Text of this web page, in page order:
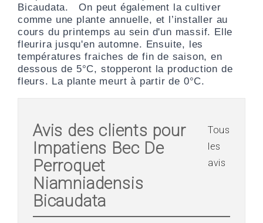
Bicaudata. On peut également la cultiver
comme une plante annuelle, et l’installer au
cours du printemps au sein d'un massif. Elle
fleurira jusqu'en automne. Ensuite, les
températures fraiches de fin de saison, en
dessous de 5°C, stopperont la production de
fleurs. La plante meurt à partir de 0°C.
Avis des clients pour
Impatiens Bec De
Perroquet
Niamniadensis
Bicaudata
Tous
les
avis